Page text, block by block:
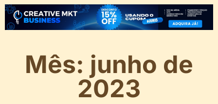
Mês: junho de
2023